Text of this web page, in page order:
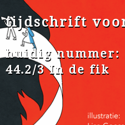
tijdschrift
huidig nummer:
44.2/3 In de fik